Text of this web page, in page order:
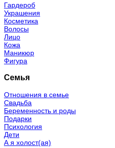
Гардероб
Украшения
Косметика
Волосы
Лицо
Кожа
Маникюр
Фигура
Семья
Отношения в семье
Свадьба
Беременность и роды
Подарки
Психология
Дети
А я холост(ая)